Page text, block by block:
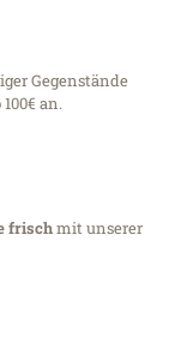
Gegenstände
an.
frischmit unserer